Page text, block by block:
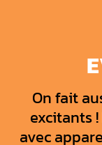
On fait
excitants
avec